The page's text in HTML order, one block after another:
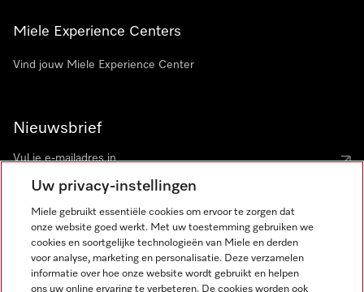
Miele Experience Centers
Vind jouw Miele Experience Center
Nieuwsbrief
Miele op Instagram
Miele op Facebook
Miele op Youtube
Uw privacy-instellingen
Miele gebruikt essentiële cookies om ervoor te zorgen dat
onze website goed werkt. Met uw toestemming gebruiken we
cookies en soortgelijke technologieën van Miele en derden
voor analyse, marketing en personalisatie. Deze verzamelen
informatie over hoe onze website wordt gebruikt en helpen
ons uw online ervaring te verbeteren. De cookies worden ook